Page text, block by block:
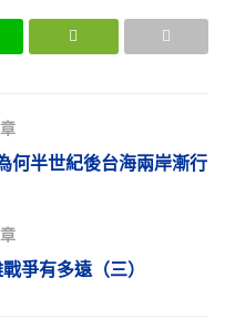
何半世紀後台海兩岸漸行
爭有多遠（三）